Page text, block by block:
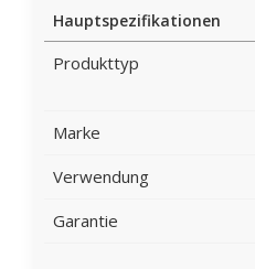
Hauptspezifikationen
Produkttyp
Marke
Verwendung
Garantie